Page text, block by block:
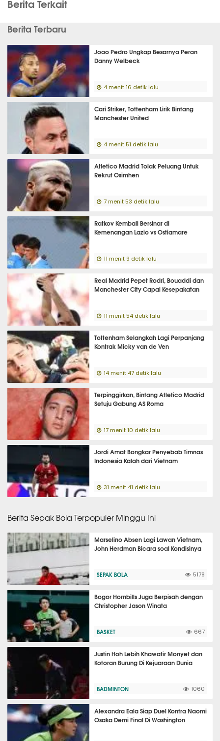
Berita Terkait
Berita Terbaru
Joao Pedro Ungkap Besarnya Peran
Danny Welbeck
4 menit 16 detik lalu
Cari Striker, Tottenham Lirik Bintang
Manchester United
4 menit 51 detik lalu
Atletico Madrid Tolak Peluang Untuk
Rekrut Osimhen
7 menit 53 detik lalu
Ratkov Kembali Bersinar di
Kemenangan Lazio vs Ostiamare
11 menit 9 detik lalu
Real Madrid Pepet Rodri, Bouaddi dan
Manchester City Capai Kesepakatan
11 menit 54 detik lalu
Tottenham Selangkah Lagi Perpanjang
Kontrak Micky van de Ven
14 menit 47 detik lalu
Terpinggirkan, Bintang Atletico Madrid
Setuju Gabung AS Roma
17 menit 10 detik lalu
Jordi Amat Bongkar Penyebab Timnas
Indonesia Kalah dari Vietnam
31 menit 41 detik lalu
Berita Sepak Bola Terpopuler Minggu Ini
Marselino Absen Lagi Lawan Vietnam,
John Herdman Bicara soal Kondisinya
SEPAK BOLA 5178
Bogor Hornbills Juga Berpisah dengan
Christopher Jason Winata
BASKET 667
Justin Hoh Lebih Khawatir Monyet dan
Kotoran Burung Di Kejuaraan Dunia
BADMINTON 1060
Alexandra Eala Siap Duel Kontra Naomi
Osaka Demi Final Di Washington